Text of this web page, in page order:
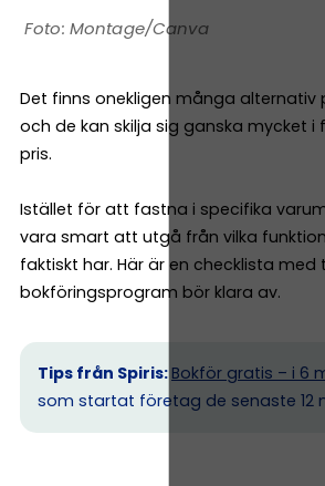
Montage/Canva
Det finns onekligen många alternativ
och de kan skilja sig ganska mycket i
pris.
Istället för att fastna i specifika
vara smart att utgå från vilka
faktiskt har. Här är en checklista med
bokföringsprogram bör klara av.
Tips från Spiris: Bokför gratis – i 6
som startat företag de senaste 12